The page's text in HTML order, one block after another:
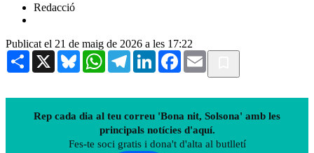
Redacció
Publicat el 21 de maig de 2026 a les 17:22
Share X BlueskyWhatsAppTelegramLinkedInFacebook
Email
Rep cada dia al teu correu 'Bona nit, Solsona' amb les
principals notícies d'aquí.
Fes-te soci gratis i dona't d'alta al butlletí